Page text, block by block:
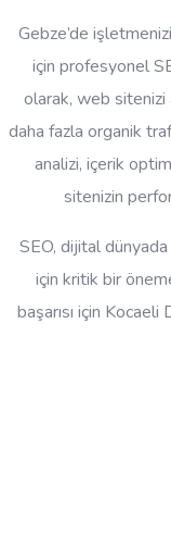
Gebze’de
için profesyonel
olarak, web sitenizi
daha fazla organik
analizi, içerik
sitenizin
SEO, dijital
için kritik bir
başarısı için